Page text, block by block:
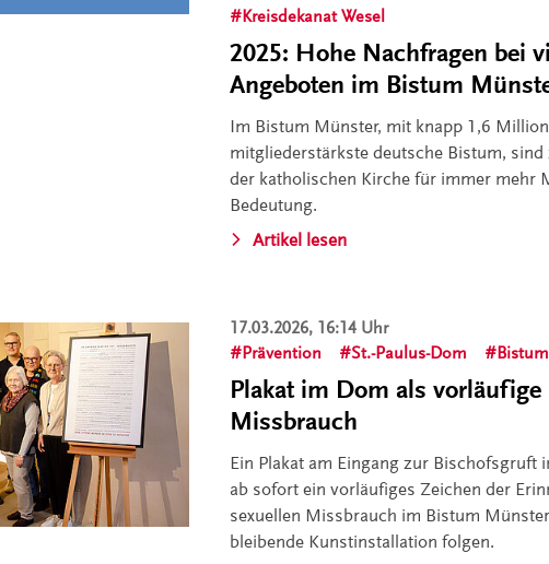
Kreisdekanat Wesel
2025: Hohe Nachfragen bei
Angeboten im Bistum
Im Bistum Münster, mit knapp 1,6
mitgliederstärkste deutsche Bistum, sind
der katholischen Kirche für immer mehr
Bedeutung.
Artikel lesen
17.03.2026, 16:14 Uhr
Prävention
St.-Paulus-Dom
Plakat im Dom als
Missbrauch
Ein Plakat am Eingang zur Bischofsgruft
ab sofort ein vorläufiges Zeichen der
sexuellen Missbrauch im Bistum
bleibende Kunstinstallation folgen.